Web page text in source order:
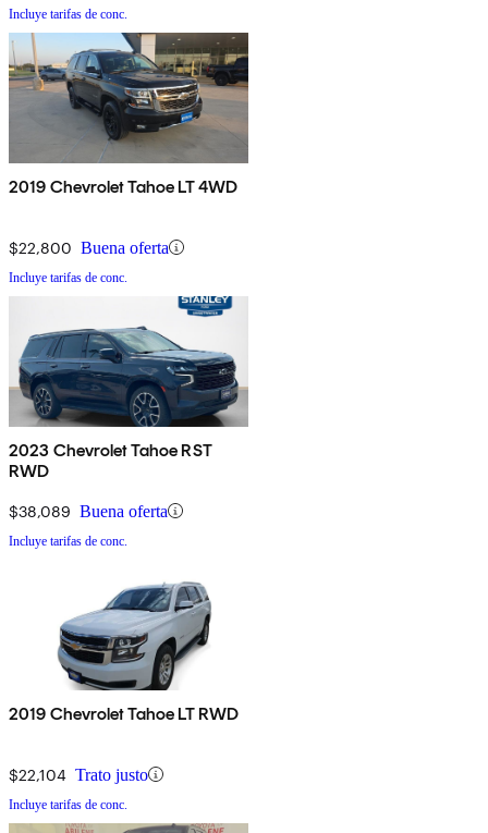
Incluye tarifas de conc.
2019 Chevrolet Tahoe LT 4WD
$22,800 Buena oferta
Incluye tarifas de conc.
2023 Chevrolet Tahoe RST
RWD
$38,089 Buena oferta
Incluye tarifas de conc.
2019 Chevrolet Tahoe LT RWD
$22,104 Trato justo
Incluye tarifas de conc.